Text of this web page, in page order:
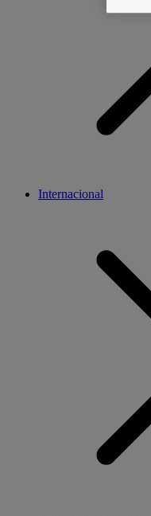
Internacional